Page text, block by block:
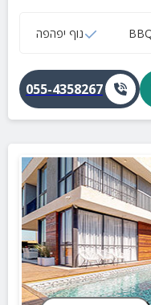
נוף יפהפה
055-4358267